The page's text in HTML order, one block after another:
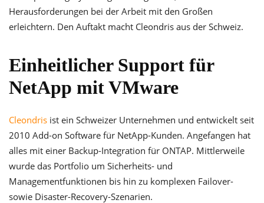
Herausforderungen bei der Arbeit mit den Großen
erleichtern. Den Auftakt macht Cleondris aus der Schweiz.
Einheitlicher Support für
NetApp mit VMware
Cleondris ist ein Schweizer Unternehmen und entwickelt seit
2010 Add-on Software für NetApp-Kunden. Angefangen hat
alles mit einer Backup-Integration für ONTAP. Mittlerweile
wurde das Portfolio um Sicherheits- und
Managementfunktionen bis hin zu komplexen Failover-
sowie Disaster-Recovery-Szenarien.